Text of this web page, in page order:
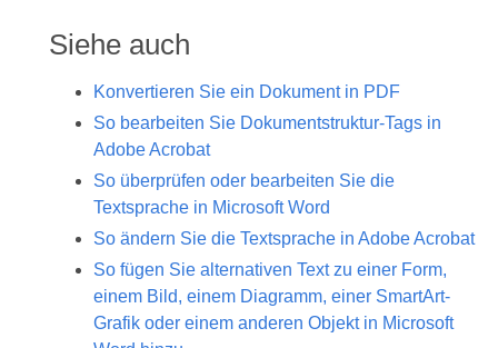
Siehe auch
Konvertieren Sie ein Dokument in PDF
So bearbeiten Sie Dokumentstruktur-Tags in
Adobe Acrobat
So überprüfen oder bearbeiten Sie die
Textsprache in Microsoft Word
So ändern Sie die Textsprache in Adobe Acrobat
So fügen Sie alternativen Text zu einer Form,
einem Bild, einem Diagramm, einer SmartArt-
Grafik oder einem anderen Objekt in Microsoft